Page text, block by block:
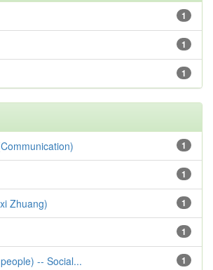
1
1
1
1
1
1
Zhuang)
1
1
-- Social...